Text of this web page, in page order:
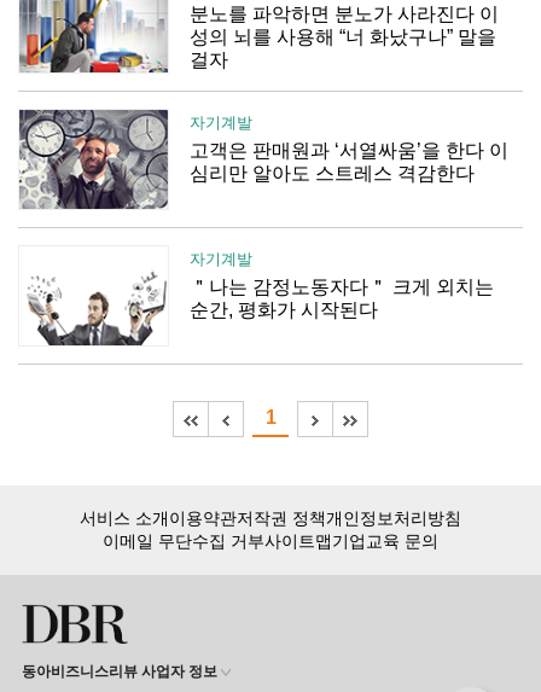
분노를 파악하면 분노가 사라진다 이
성의 뇌를 사용해 “너 화났구나” 말을
걸자
자기계발
고객은 판매원과 ‘서열싸움’을 한다 이
심리만 알아도 스트레스 격감한다
자기계발
＂나는 감정노동자다＂ 크게 외치는
순간, 평화가 시작된다
1
서비스 소개이용약관저작권 정책개인정보처리방침
이메일 무단수집 거부사이트맵기업교육 문의
동아비즈니스리뷰 사업자 정보